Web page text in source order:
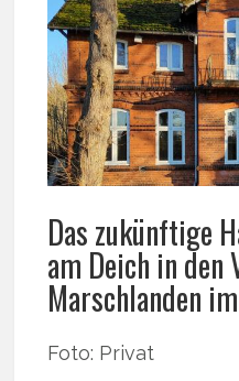
Das zukünftige
am Deich in den
Marschlanden
Foto: Privat